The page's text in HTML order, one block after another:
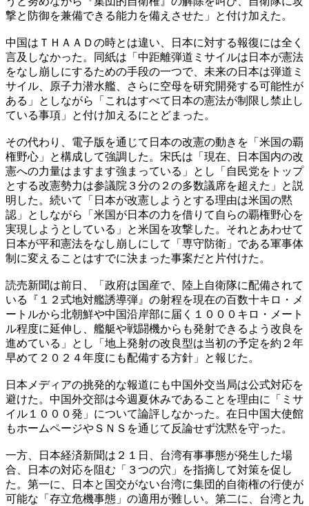
撃と防御を兼備できる能力を備えさせた」と付け加えた。
中国はＴＨＡＡＤの時とは違い、日本に対する報復には全く
言及しなかった。同紙は「中距離弾道ミサイルは日本が憲法
をなし崩しにするための手段の一つで、未来の日本は弾道ミ
サイル、原子力潜水艦、さらに空母を研究開発する可能性が
ある」としながら「これはすべて日本の憲法が制限し禁止し
ている事項」と付け加えるにとどまった。
その代わり、電子版を通じて日本の改憲の動きを「米国の覇
権野心」と構成して強調した。宋氏は「現在、日本国内の改
憲への力量はますます強まっている」とし「自民党をトップ
とする改憲勢力は参議院３分の２の多数議席を超えた」と説
明した。続いて「日本が改憲しようとする理由は米国の黙
認」としながら「米国が日本の力を借りて自らの覇権野心を
実現しようとしている」と米国を攻撃した。それとあわせて
日本が平和憲法をなし崩しにして「専守防衛」である軍事体
制に変えることはすでに決まった事案だと片付けた。
読売新聞は前日、「政府は国産で、陸上自衛隊に配備されて
いる『１２式地対艦誘導弾』の射程を現在の百数十キロ・メ
ートルから北朝鮮や中国沿岸部に届く１０００キロ・メート
ル程度に延伸し、艦艇や戦闘機からも発射できるよう改良を
進めている」とし「地上発射の改良型は当初の予定を約２年
早めて２０２４年度にも配備する方針」と報じた。
日本メディアの挑発的な報道にも中国外交当局は公式対応を
避けた。中国外交部は今週夏休みであることを理由に「ミサ
イル１０００発」について論評しなかった。在日中国大使館
もホームページやＳＮＳを通じて反論せず沈黙を守った。
一方、日本経済新聞は２１日、台湾有事事態が発生した場
合、日本の対応を阻む「３つの穴」を指摘して対策を促し
た。第一に、日本と国交がない台湾に集団的自衛権の行使が
可能な「存立危機事態」の適用が難しい。第二に、台湾と九